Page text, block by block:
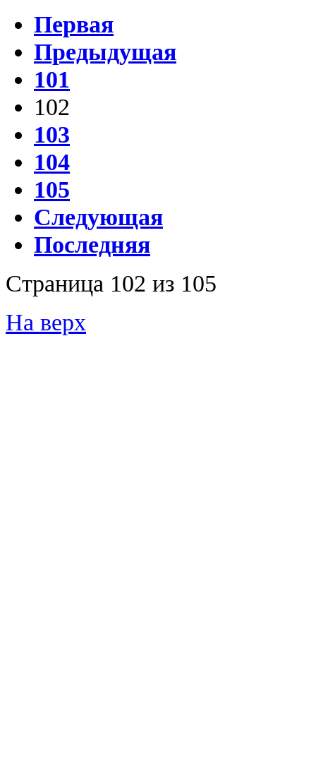
Первая
Предыдущая
101
102
103
104
105
Следующая
Последняя
Страница 102 из 105
На верх